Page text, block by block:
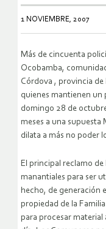
1 NOVIEMBRE, 2007
Más de cincuenta
Ocobamba,
Córdova , provincia
quienes mantienen un
domingo 28 de
meses a una supuesta
dilata a más no poder
El principal reclamo
manantiales para ser
hecho, de generación
propiedad de la
para procesar